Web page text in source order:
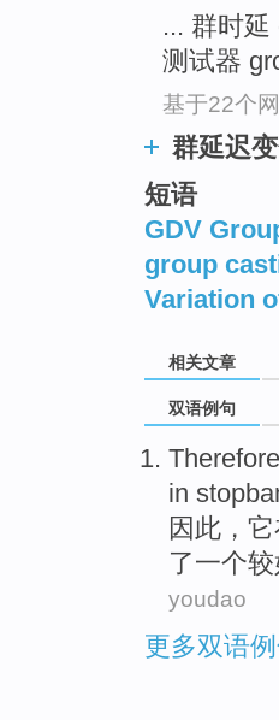
... 群时延
测试器
基于22个
群延迟
短语
GDV
group
Variation
相关文章
双语例句
Therefore
in
因此 ，它
了一个较
youdao
更多双语